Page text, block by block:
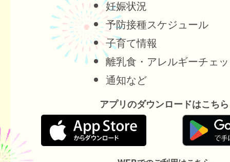
妊娠状況
予防接種スケジュール
子育て情報
離乳食・アレルギーチェ
通知など
アプリのダウンロードはこちら